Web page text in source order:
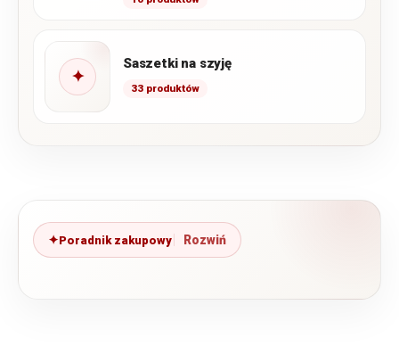
dokumentów, oraz…
✦
Saszetki na szyję
33 produktów
Poradnik zakupowy